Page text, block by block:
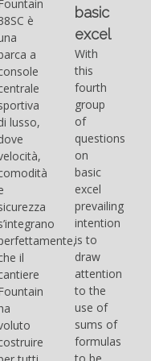
to
the
of
of
GUITAR
Santana
band
that
had its
maximum
consensus
in the
early
seventies
that
accompanied
the
great
musical
talent
Carlos
Santana,
guitarist,
songwriter